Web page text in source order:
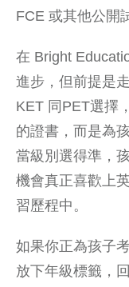
FCE 或其他公開
在 Bright
進步，但前提是
KET 同PET選擇
的證書，而是為
當級別選得準，
機會真正喜歡上
習歷程中。
如果你正為孩子
放下年級標籤，